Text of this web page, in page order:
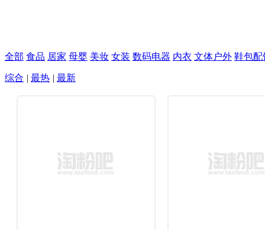
全部 食品 居家 母婴 美妆 女装 数码电器 内衣 文体户外 鞋包配
综合 | 最热 | 最新